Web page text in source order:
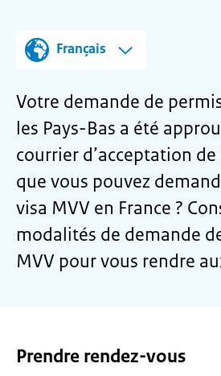
Français
Votre demande de
les Pays-Bas a été
courrier d’acceptation
que vous pouvez
visa MVV en France ?
modalités de demande
MVV pour vous rendre
Prendre rendez-vous